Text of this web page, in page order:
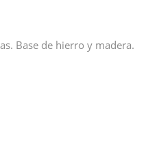
Base de hierro y madera.